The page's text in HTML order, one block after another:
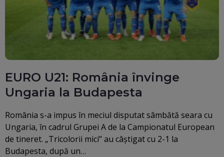
EURO U21: România învinge
Ungaria la Budapesta
România s-a impus în meciul disputat sâmbătă seara cu
Ungaria, în cadrul Grupei A de la Campionatul European
de tineret. „Tricolorii mici” au câștigat cu 2-1 la
Budapesta, după un…